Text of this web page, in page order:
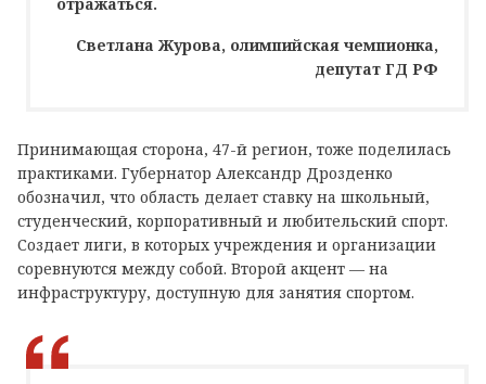
Светлана Журова, олимпийская чемпионка,
депутат ГД РФ
Принимающая сторона, 47-й регион, тоже поделилась
практиками. Губернатор Александр Дрозденко
обозначил, что область делает ставку на школьный,
студенческий, корпоративный и любительский спорт.
Создает лиги, в которых учреждения и организации
соревнуются между собой. Второй акцент — на
инфраструктуру, доступную для занятия спортом.